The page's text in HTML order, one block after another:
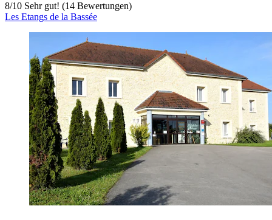
8/10 Sehr gut! (14 Bewertungen)
Les Etangs de la Bassée